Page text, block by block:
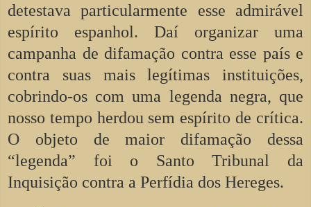
detestava particularmente esse admirável
espírito espanhol. Daí organizar uma
campanha de difamação contra esse país e
contra suas mais legítimas instituições,
cobrindo-os com uma legenda negra, que
nosso tempo herdou sem espírito de crítica.
O objeto de maior difamação dessa
“legenda” foi o Santo Tribunal da
Inquisição contra a Perfídia dos Hereges.